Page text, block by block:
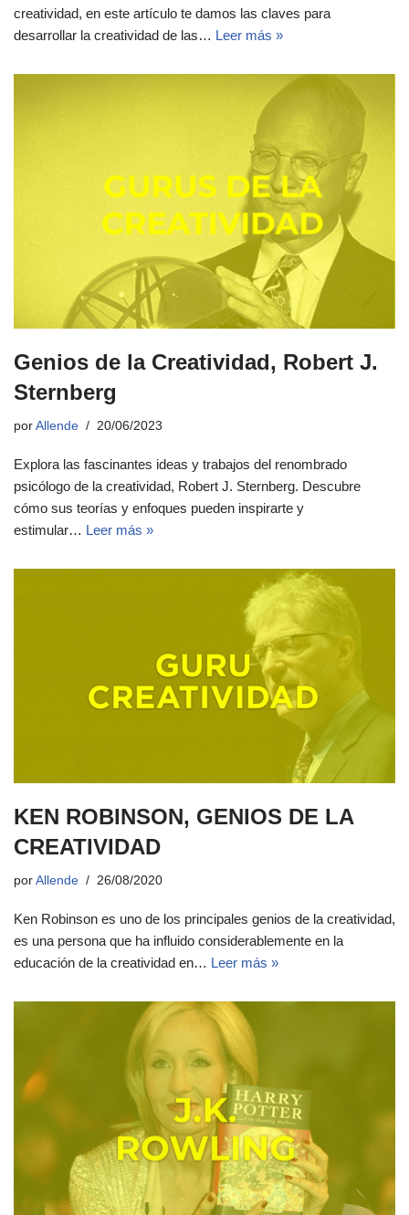
creatividad, en este artículo te damos las claves para
desarrollar la creatividad de las… Leer más »
Genios de la Creatividad, Robert J.
Sternberg
por Allende 20/06/2023
Explora las fascinantes ideas y trabajos del renombrado
psicólogo de la creatividad, Robert J. Sternberg. Descubre
cómo sus teorías y enfoques pueden inspirarte y
estimular… Leer más »
KEN ROBINSON, GENIOS DE LA
CREATIVIDAD
por Allende 26/08/2020
Ken Robinson es uno de los principales genios de la creatividad,
es una persona que ha influido considerablemente en la
educación de la creatividad en… Leer más »